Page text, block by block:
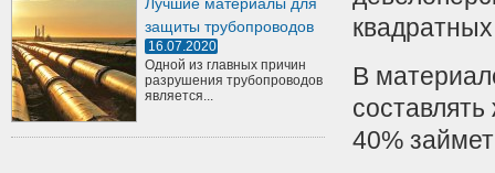
защиты трубопроводов
16.07.2020
Одной из главных причин
разрушения трубопроводов
является...
В
40%